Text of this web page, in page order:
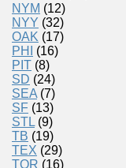
NYM (12)
NYY (32)
OAK (17)
PHI
(16)
PIT (8)
SD (24)
SEA (7)
SF (13)
STL (9)
TB (19)
TEX (29)
TOR (16)